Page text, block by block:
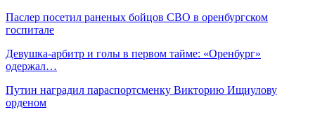
Паслер посетил раненых бойцов СВО в оренбургском
госпитале
Девушка-арбитр и голы в первом тайме: «Оренбург»
одержал…
Путин наградил параспортсменку Викторию Ищиулову
орденом